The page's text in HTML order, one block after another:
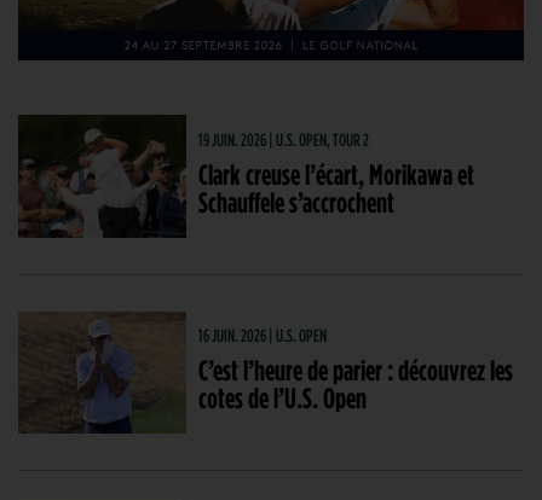
19 JUIN. 2026 | U.S. OPEN, TOUR 2
Clark creuse l’écart, Morikawa et
Schauffele s’accrochent
16 JUIN. 2026 | U.S. OPEN
C’est l’heure de parier : découvrez les
cotes de l’U.S. Open